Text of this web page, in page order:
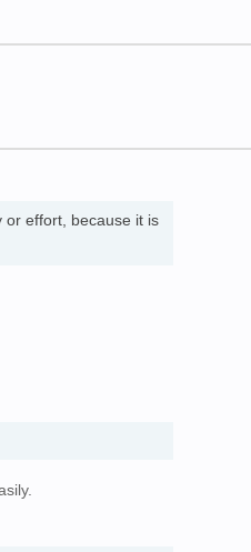
or effort, because it is